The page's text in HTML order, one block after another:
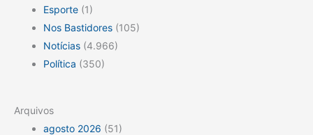
Esporte (1)
Nos Bastidores (105)
Notícias (4.966)
Política (350)
Arquivos
agosto 2026 (51)